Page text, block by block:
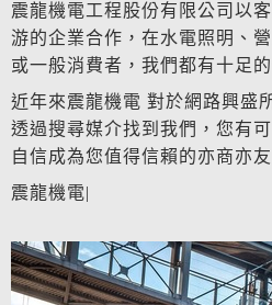
震龍機電工程股份有限公司以
游的企業合作，在水電照明、
或一般消費者，我們都有十足
近年來震龍機電 對於網路興盛
透過搜尋媒介找到我們，您有
自信成為您值得信賴的亦商亦
震龍機電|